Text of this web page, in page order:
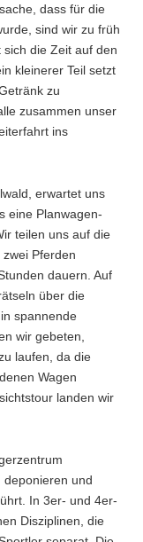
dass für die
sind wir zu früh
die Zeit auf den
kleinerer Teil setzt
zu
zusammen unser
ins
erwartet uns
eine Planwagen-
teilen uns auf die
Pferden
dauern. Auf
über die
spannende
wir gebeten,
laufen, da die
Wagen
landen wir
deponieren und
In 3er- und 4er-
Disziplinen, die